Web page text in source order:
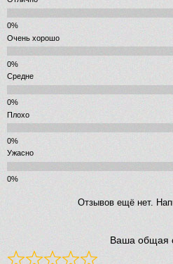
Очень хорошо
Средне
Плохо
Ужасно
Отзывов ещё нет.
Ваша общая